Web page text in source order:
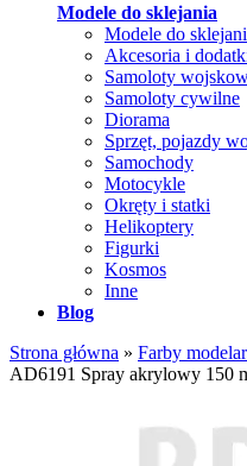
Modele do sklejania
Modele do
Akcesoria i
Samoloty
Samoloty cywilne
Diorama
Sprzęt, pojazdy
Samochody
Motocykle
Okręty i statki
Helikoptery
Figurki
Kosmos
Inne
Blog
Strona główna » Farby
AD6191 Spray akrylowy 150